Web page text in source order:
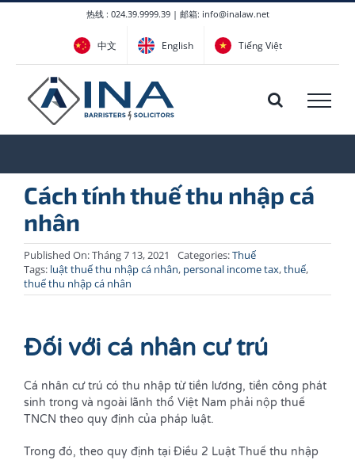
热线 : 024.39.9999.39 | 邮箱: info@inalaw.net
中文 English Tiếng Việt
Cách tính thuế thu nhập cá
nhân
Published On: Tháng 7 13, 2021 Categories:Thuế
Tags: luật thuế thu nhập cá nhân, personal income tax,thuế,
thuế thu nhập cá nhân
Đối với cá nhân cư trú
Cá nhân cư trú có thu nhập từ tiền lương, tiền công phát
sinh trong và ngoài lãnh thổ Việt Nam phải nộp thuế
TNCN theo quy định của pháp luật.
Trong đó, theo quy định tại Điều 2 Luật Thuế thu nhập